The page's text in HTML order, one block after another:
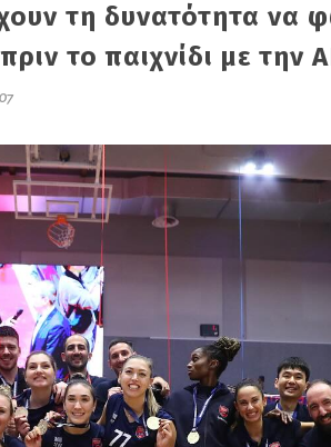
τη δυνατότητα να
το παιχνίδι με την